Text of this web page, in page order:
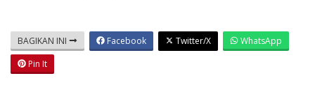
BAGIKAN INI Facebook Twitter/X
WhatsApp
Pin It